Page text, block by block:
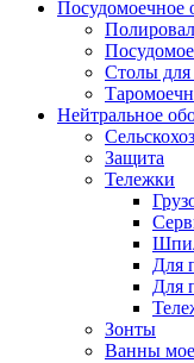
Посудомоечное
Столы
Нейтральное
Защита
Тележки
Для
Для
Зонты
Ванны